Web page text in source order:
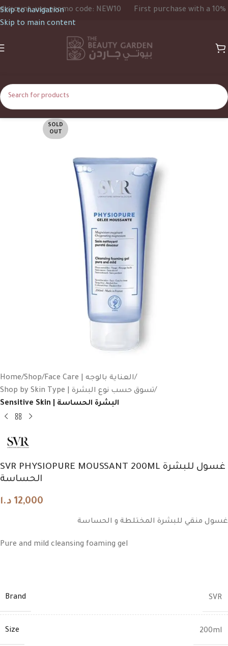
Skip to navigation
Skip to main content
use promo code: NEW10 First purchase with a 10%
SOLD
OUT
Home Shop
Face Care | العناية بالوجه
Shop by Skin Type | تسوق حسب نوع البشرة
Sensitive Skin | البشرة الحساسة
SVR PHYSIOPURE MOUSSANT 200ML غسول للبشرة
الحساسة
12,000 د.ا
غسول منقي للبشرة المختلطة و الحساسة
Pure and mild cleansing foaming gel
Brand SVR
Size 200ml